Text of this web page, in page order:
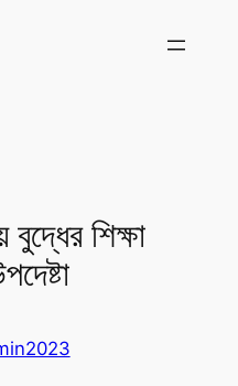
বুদ্ধের শিক্ষা